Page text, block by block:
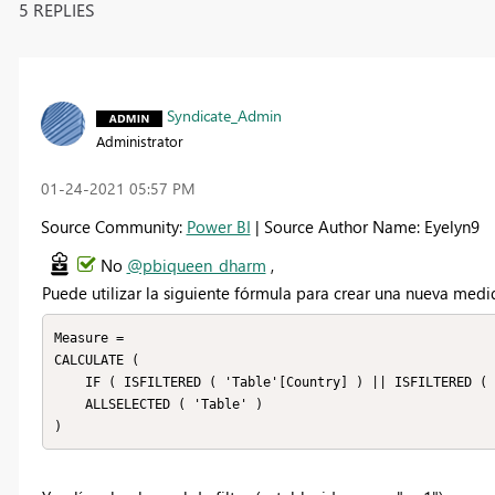
5 REPLIES
Syndicate_Admin
Administrator
‎01-24-2021 05:57 PM
Source Community: Power BI | Source Author Name: Eyelyn9
No @pbiqueen_dharm ,
Puede utilizar la siguiente fórmula para crear una nueva
Measure =
CALCULATE (
)